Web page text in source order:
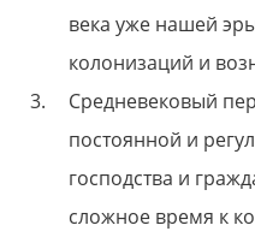
века уже нашей
колонизаций и
Средневековый
постоянной и
господства и
сложное время к